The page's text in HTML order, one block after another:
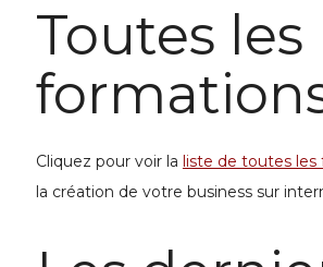
Toutes les
Cliquez pour voir la liste de toutes les
la création de votre businesssur